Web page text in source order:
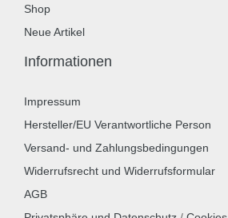
Shop
Neue Artikel
Informationen
Impressum
Hersteller/EU Verantwortliche Person
Versand- und Zahlungsbedingungen
Widerrufsrecht und Widerrufsformular
AGB